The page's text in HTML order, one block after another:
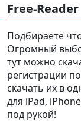
Free-
Подбираете
Огромный
тут можно
регистрации
скачать их в
для iPad,
под рукой!